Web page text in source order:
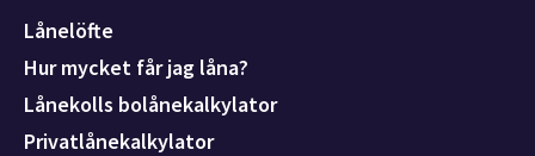
Lånelöfte
Hur mycket får jag låna?
Lånekolls bolånekalkylator
Privatlånekalkylator